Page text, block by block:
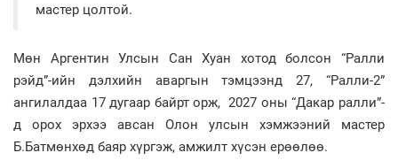
мастер цолтой.
Мөн Аргентин Улсын Сан Хуан хотод болсон “Ралли
рэйд”-ийн дэлхийн аваргын тэмцээнд 27, “Ралли-2”
ангилалдаа 17 дугаар байрт орж, 2027 оны “Дакар ралли”-
д орох эрхээ авсан Олон улсын хэмжээний мастер
Б.Батмөнхөд баяр хүргэж, амжилт хүсэн ерөөлөө.